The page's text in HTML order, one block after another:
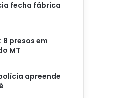
fecha fábrica
8 presos em
MT
apreende